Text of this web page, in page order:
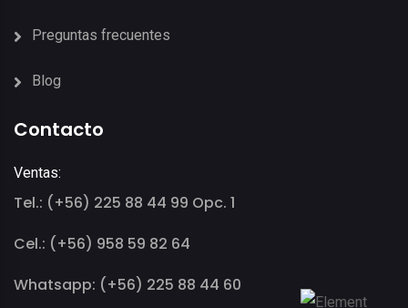
Preguntas frecuentes
Blog
Contacto
Ventas:
Tel.: (+56) 225 88 44 99 Opc. 1
Cel.: (+56) 958 59 82 64
Whatsapp: (+56) 225 88 44 60